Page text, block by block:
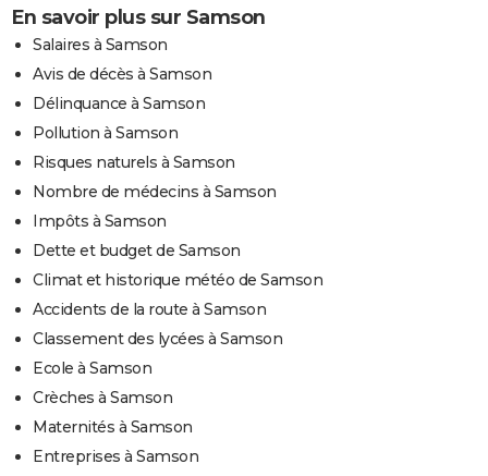
En savoir plus sur Samson
Salaires à Samson
Avis de décès à Samson
Délinquance à Samson
Pollution à Samson
Risques naturels à Samson
Nombre de médecins à Samson
Impôts à Samson
Dette et budget de Samson
Climat et historique météo de Samson
Accidents de la route à Samson
Classement des lycées à Samson
Ecole à Samson
Crèches à Samson
Maternités à Samson
Entreprises à Samson